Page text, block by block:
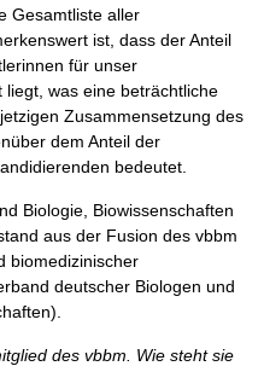
Gesamtliste aller
ist, dass der Anteil
für unser
was eine beträchtliche
Zusammensetzung des
dem Anteil der
bedeutet.
Biologie, Biowissenschaften
aus der Fusion des vbbm
biomedizinischer
deutscher Biologen und
des vbbm. Wie steht sie